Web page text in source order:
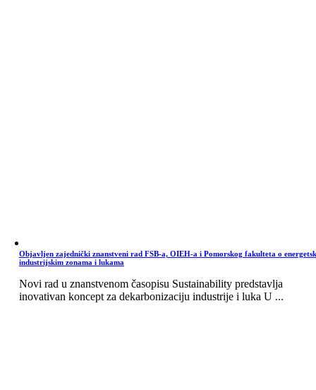
Objavljen zajednički znanstveni rad FSB-a, OIEH-a i Pomorskog fakulteta o
industrijskim zonama i lukama
Novi rad u znanstvenom časopisu Sustainability predstavlja
inovativan koncept za dekarbonizaciju industrije i luka U ...